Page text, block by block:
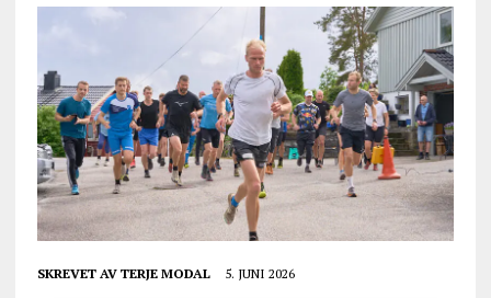
SKREVET AV TERJE MODAL 5. JUNI 2026